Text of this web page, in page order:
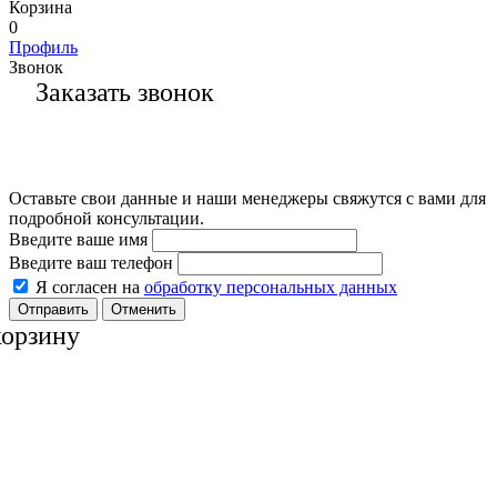
Корзина
0
Профиль
Звонок
Заказать звонок
Оставьте свои данные и наши менеджеры свяжутся с вами для
подробной консультации.
Введите ваше имя
Введите ваш телефон
Я согласен на обработку персональных данных
Отменить